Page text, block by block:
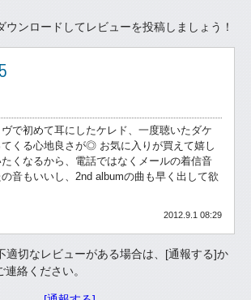
ウンロードしてレビューを投稿しましょう！
5
で初めて耳にしたケレド、一度聴いたダケ
くる心地良さが◎ お気に入りが買えて嬉し
くなるから、電話ではなくメールの着信音
音もいいし、2nd albumの曲も早く出して欲
2012.9.1 08:29
適切なレビューがある場合は、[通報する]か
絡ください。